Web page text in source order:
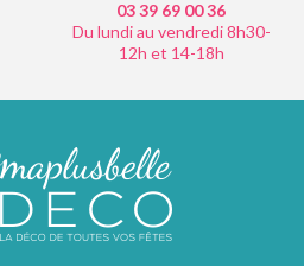
03 39 69 0036
Du lundi au vendredi 8h30-
12h et 14-18h